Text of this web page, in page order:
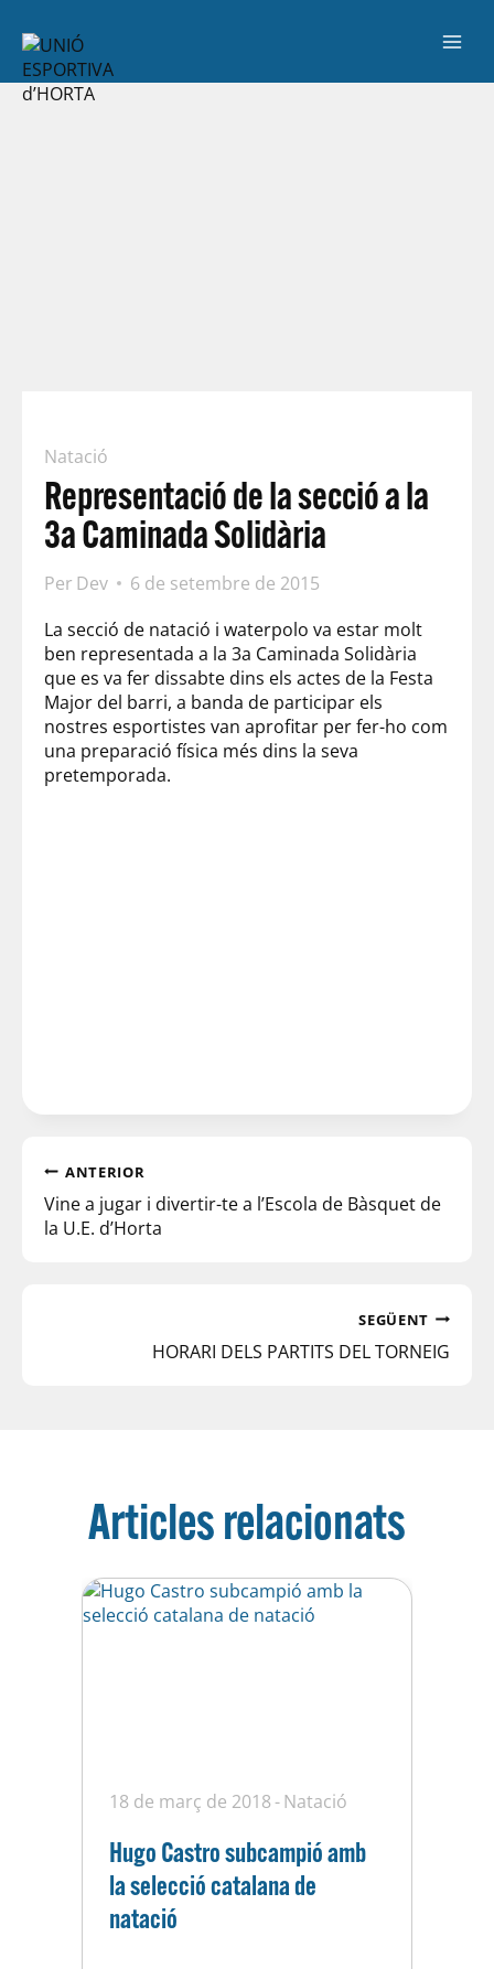
Natació
Representació de la secció a la
3a Caminada Solidària
Per Dev
6 de setembre de 2015
La secció de natació i waterpolo va estar molt
ben representada a la 3a Caminada Solidària
que es va fer dissabte dins els actes de la Festa
Major del barri, a banda de participar els
nostres esportistes van aprofitar per fer-ho com
una preparació física més dins la seva
pretemporada.
ANTERIOR
Vine a jugar i divertir-te a l’Escola de Bàsquet de
la U.E. d’Horta
SEGÜENT
HORARI DELS PARTITS DEL TORNEIG
Articles relacionats
18 de març de 2018 Natació
Hugo Castro subcampió amb
la selecció catalana de
natació